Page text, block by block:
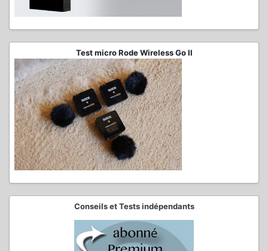
Test micro Rode Wireless Go II
Conseils et Tests indépendants